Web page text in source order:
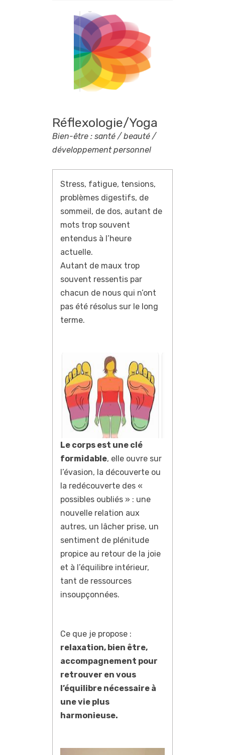
Réflexologie/Yoga
Bien-être : santé / beauté /
développement personnel
Stress, fatigue, tensions,
problèmes digestifs, de
sommeil, de dos, autant de
mots trop souvent
entendus à l’heure
actuelle.
Autant de maux trop
souvent ressentis par
chacun de nous qui n’ont
pas été résolus sur le long
terme.
Le corps est une clé
formidable, elle ouvre sur
l’évasion, la découverte ou
la redécouverte des «
possibles oubliés » : une
nouvelle relation aux
autres, un lâcher prise, un
sentiment de plénitude
propice au retour de la joie
et à l’équilibre intérieur,
tant de ressources
insoupçonnées.
Ce que je propose :
relaxation, bien être,
accompagnement pour
retrouver en vous
l’équilibre nécessaire à
une vie plus
harmonieuse.